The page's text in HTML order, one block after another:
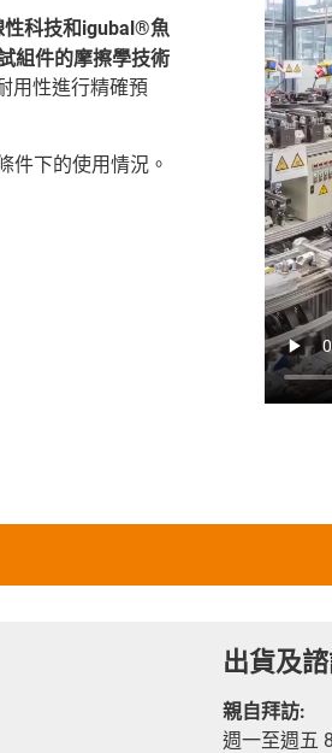
科技和igubal®魚
組件的摩擦學技術
用性進行精確預
件下的使用情況。
出貨及
親自拜訪:
週一至週五